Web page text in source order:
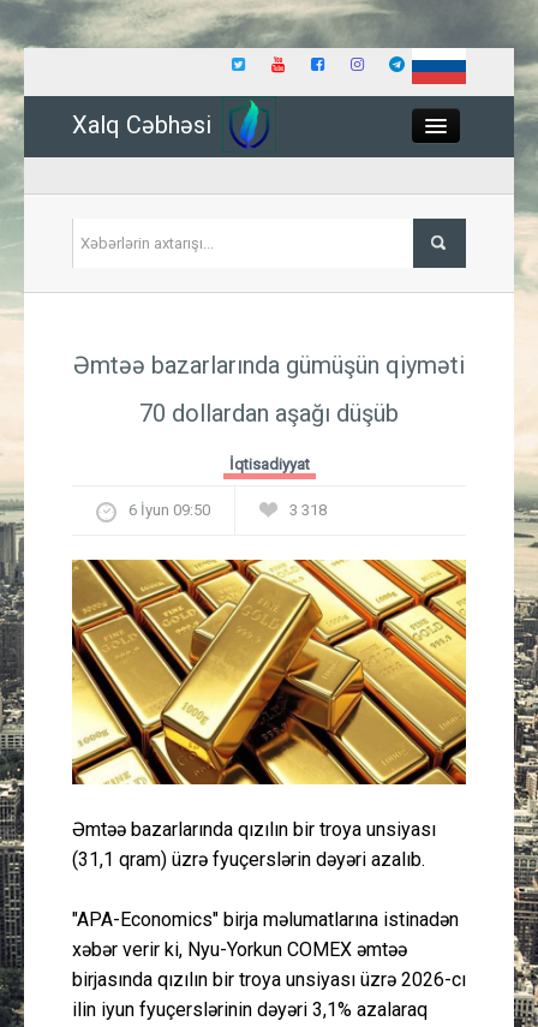
Xalq Cəbhəsi
İqtisadiyyat
Güney Azərbaycan
Mədəniyyət
Müsahibə
İdman
Gündəm
Əmtəə bazarlarında gümüşün qiyməti
70 dollardan aşağı düşüb
İqtisadiyyat
6 İyun 09:50 3 318
Əmtəə bazarlarında qızılın bir troya unsiyası
(31,1 qram) üzrə fyuçerslərin dəyəri azalıb.
"APA-Economics" birja məlumatlarına istinadən
xəbər verir ki, Nyu-Yorkun COMEX əmtəə
birjasında qızılın bir troya unsiyası üzrə 2026-cı
ilin iyun fyuçerslərinin dəyəri 3,1% azalaraq